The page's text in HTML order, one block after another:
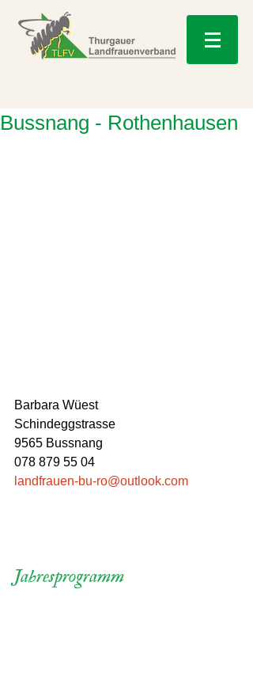
Bussnang - Rothenhausen
Barbara Wüest
Schindeggstrasse
9565 Bussnang
078 879 55 04
landfrauen-bu-ro@outlook.com
Jahresprogramm